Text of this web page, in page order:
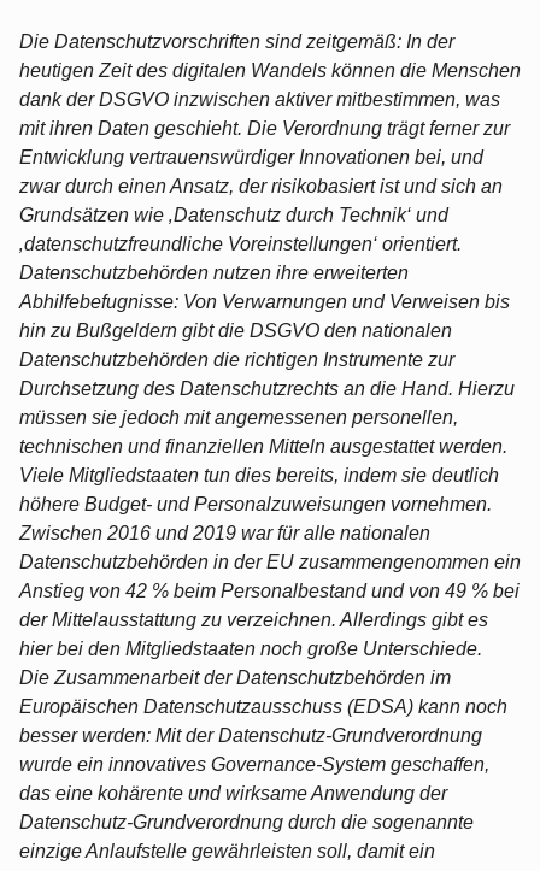
Die Datenschutzvorschriften sind zeitgemäß: In der
heutigen Zeit des digitalen Wandels können die Menschen
dank der DSGVO inzwischen aktiver mitbestimmen, was
mit ihren Daten geschieht. Die Verordnung trägt ferner zur
Entwicklung vertrauenswürdiger Innovationen bei, und
zwar durch einen Ansatz, der risikobasiert ist und sich an
Grundsätzen wie ‚Datenschutz durch Technik‘ und
‚datenschutzfreundliche Voreinstellungen‘ orientiert.
Datenschutzbehörden nutzen ihre erweiterten
Abhilfebefugnisse: Von Verwarnungen und Verweisen bis
hin zu Bußgeldern gibt die DSGVO den nationalen
Datenschutzbehörden die richtigen Instrumente zur
Durchsetzung des Datenschutzrechts an die Hand. Hierzu
müssen sie jedoch mit angemessenen personellen,
technischen und finanziellen Mitteln ausgestattet werden.
Viele Mitgliedstaaten tun dies bereits, indem sie deutlich
höhere Budget- und Personalzuweisungen vornehmen.
Zwischen 2016 und 2019 war für alle nationalen
Datenschutzbehörden in der EU zusammengenommen ein
Anstieg von 42 % beim Personalbestand und von 49 % bei
der Mittelausstattung zu verzeichnen. Allerdings gibt es
hier bei den Mitgliedstaaten noch große Unterschiede.
Die Zusammenarbeit der Datenschutzbehörden im
Europäischen Datenschutzausschuss (EDSA) kann noch
besser werden: Mit der Datenschutz-Grundverordnung
wurde ein innovatives Governance-System geschaffen,
das eine kohärente und wirksame Anwendung der
Datenschutz-Grundverordnung durch die sogenannte
einzige Anlaufstelle gewährleisten soll, damit ein